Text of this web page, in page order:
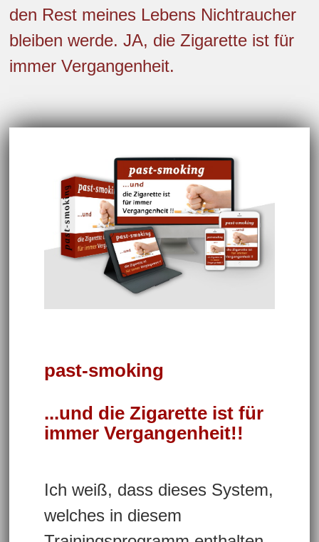
den Rest meines Lebens Nichtraucher
bleiben werde. JA, die Zigarette ist für
immer Vergangenheit.
past-smoking
...und die Zigarette ist für
immer Vergangenheit!!
Ich weiß, dass dieses System,
welches in diesem